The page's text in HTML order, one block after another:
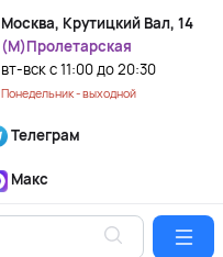
Москва, Крутицкий Вал, 14
(М)Пролетарская
вт-вск с 11:00 до 20:30
Понедельник - выходной
Телеграм
Макс